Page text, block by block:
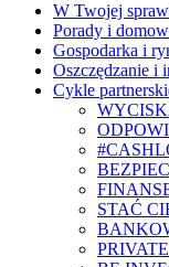
W Twojej
Porady i
Gospodarka i
Oszczędzanie i
Cykle
STAĆ